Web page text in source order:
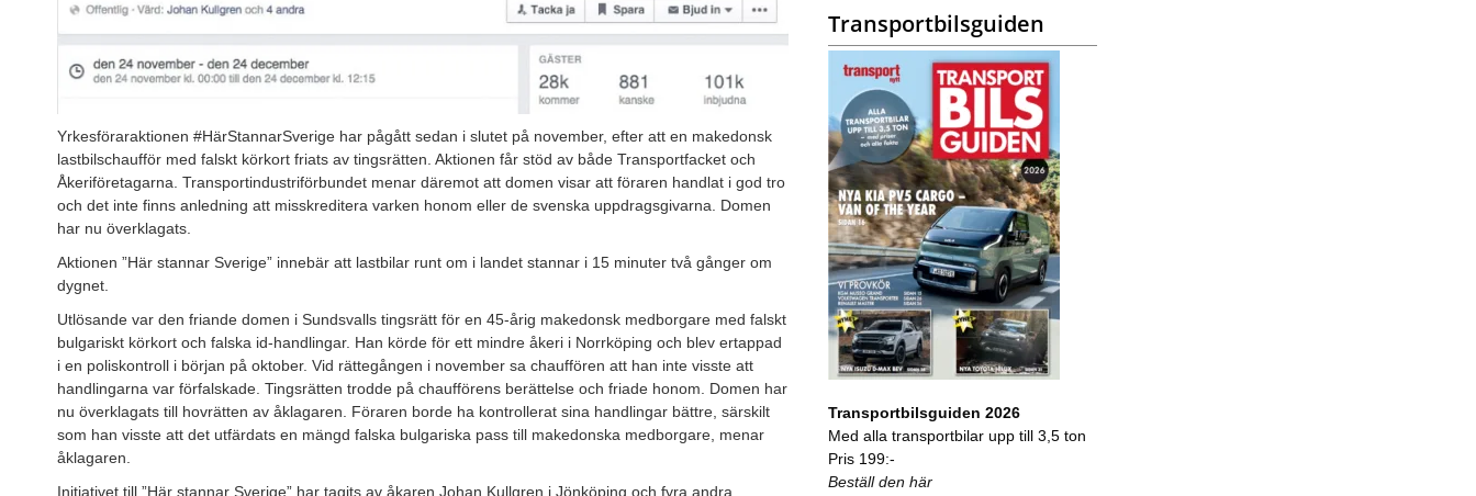
Yrkesföraraktionen #HärStannarSverige har pågått sedan i slutet på november, efter att en makedonsk
lastbilschaufför med falskt körkort friats av tingsrätten. Aktionen får stöd av både Transportfacket och
Åkeriföretagarna. Transportindustriförbundet menar däremot att domen visar att föraren handlat i god tro
och det inte finns anledning att misskreditera varken honom eller de svenska uppdragsgivarna. Domen
har nu överklagats.
Aktionen ”Här stannar Sverige” innebär att lastbilar runt om i landet stannar i 15 minuter två gånger om
dygnet.
Utlösande var den friande domen i Sundsvalls tingsrätt för en 45-årig makedonsk medborgare med falskt
bulgariskt körkort och falska id-handlingar. Han körde för ett mindre åkeri i Norrköping och blev ertappad
i en poliskontroll i början på oktober. Vid rättegången i november sa chauffören att han inte visste att
handlingarna var förfalskade. Tingsrätten trodde på chaufförens berättelse och friade honom. Domen har
nu överklagats till hovrätten av åklagaren. Föraren borde ha kontrollerat sina handlingar bättre, särskilt
som han visste att det utfärdats en mängd falska bulgariska pass till makedonska medborgare, menar
åklagaren.
Initiativet till ”Här stannar Sverige” har tagits av åkaren Johan Kullgren i Jönköping och fyra andra
Transportbilsguiden
Transportbilsguiden 2026
Med alla transportbilar upp till 3,5 ton
Pris 199:-
Beställ den här